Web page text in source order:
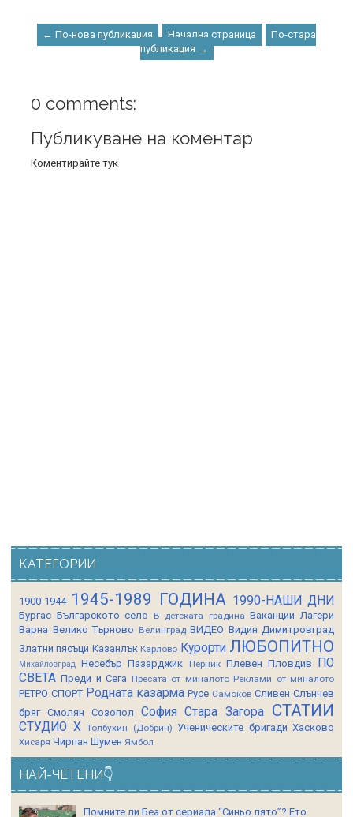
← По-нова публикация Начална страница
По-стара
публикация →
0 comments:
Публикуване на коментар
Коментирайте тук
КАТЕГОРИИ
1900-1944 1945-1989 ГОДИНА 1990-НАШИ ДНИ
Бургас Българското село В детската градина Ваканции Лагери
Варна Велико Търново Велинград ВИДЕО Видин Димитровград
Златни пясъци Казанлък Карлово Курорти ЛЮБОПИТНО
Михайловград Несебър Пазарджик Перник Плевен Пловдив
ПО
СВЕТА Преди и Сега Пресата от миналото Реклами от миналото
РЕТРО СПОРТ Родната казарма Русе Самоков Сливен Слънчев
бряг Смолян Созопол София Стара Загора СТАТИИ
СТУДИО Х Толбухин (Добрич) Ученическите бригади Хасково
Хисаря Чирпан Шумен Ямбол
НАЙ-ЧЕТЕНИ👇
Помните ли Беа от сериала “Синьо лято”? Ето